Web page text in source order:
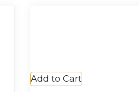
Add to Cart